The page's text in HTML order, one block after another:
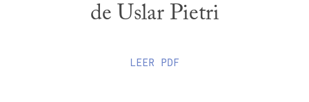
de Uslar Pietri
LEER PDF